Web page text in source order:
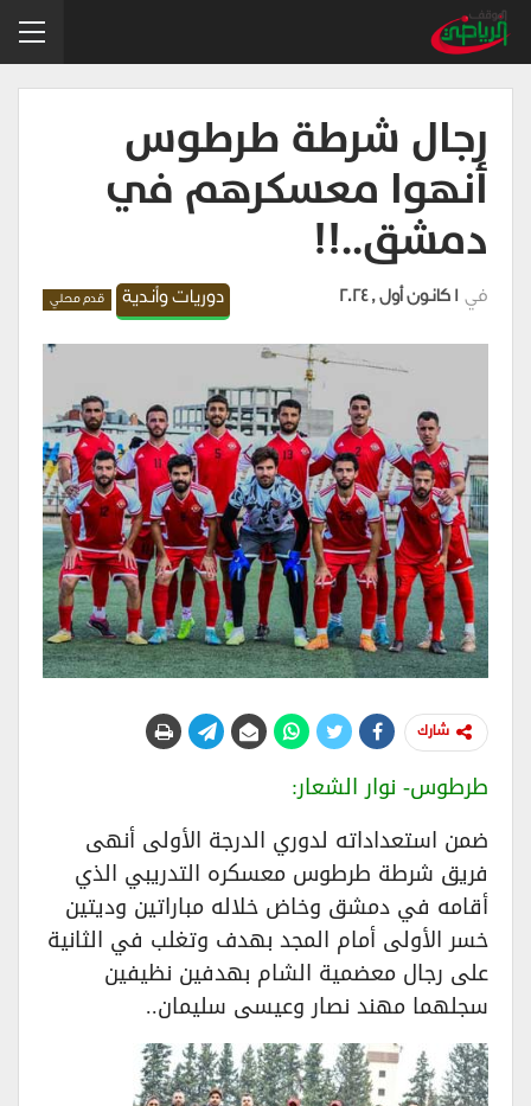
رجال شرطة طرطوس
أنهوا معسكرهم في
دمشق..!!
دوريات وأندية قدم محلي في 1 كانون أول , 2024
شارك
طرطوس- نوار الشعار:
ضمن استعداداته لدوري الدرجة الأولى أنهى
فريق شرطة طرطوس معسكره التدريبي الذي
أقامه في دمشق وخاض خلاله مباراتين وديتين
خسر الأولى أمام المجد بهدف وتغلب في الثانية
على رجال معضمية الشام بهدفين نظيفين
سجلهما مهند نصار وعيسى سليمان..